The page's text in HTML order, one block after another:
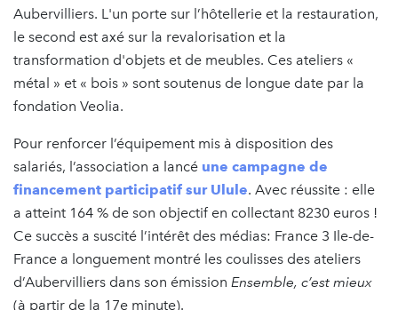
Aubervilliers. L'un porte sur l’hôtellerie et la restauration,
le second est axé sur la revalorisation et la
transformation d'objets et de meubles. Ces ateliers «
métal » et « bois » sont soutenus de longue date par la
fondation Veolia.
Pour renforcer l’équipement mis à disposition des
salariés, l’association a lancé une campagne de
financement participatif sur Ulule. Avec réussite : elle
a atteint 164 % de son objectif en collectant 8230 euros !
Ce succès a suscité l’intérêt des médias: France 3 Ile-de-
France a longuement montré les coulisses des ateliers
d’Aubervilliers dans son émission Ensemble, c’est mieux
(à partir de la 17e minute).